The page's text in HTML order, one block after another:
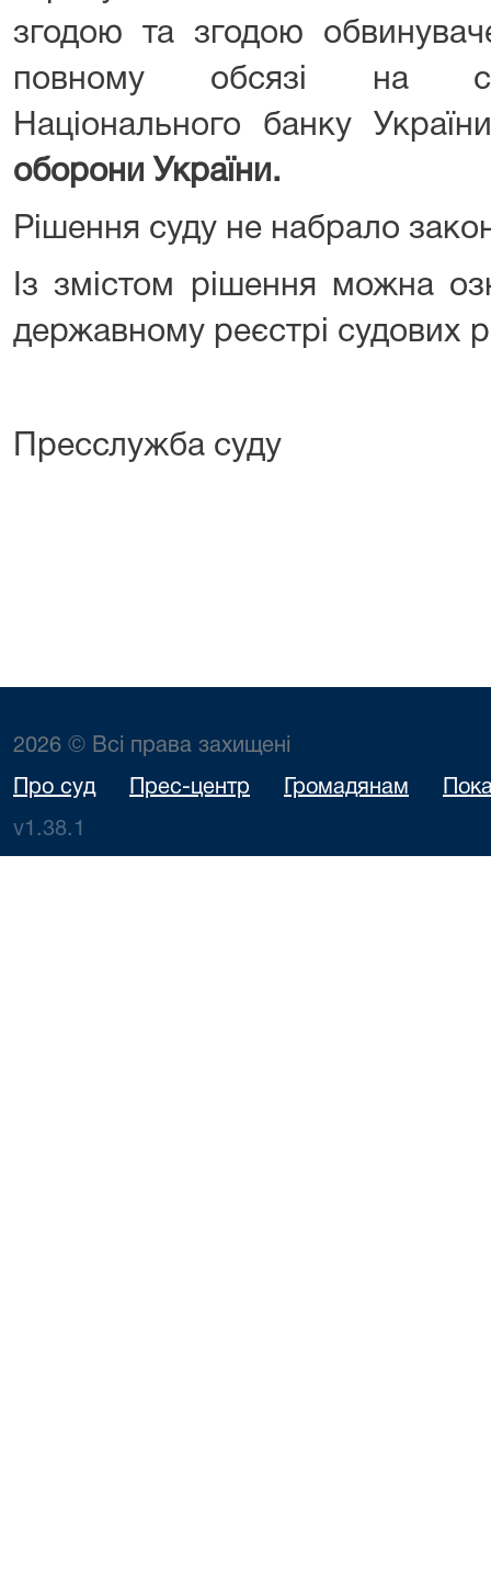
згодою та згодою
повному обсязі на
Національного банку
оборони України.
Рішення суду не набрало
Із змістом рішення можна
державному реєстрі судових
Пресслужба суду
2026 © Всі права захищені
Про суд Прес-центр Громадянам
v1.38.1